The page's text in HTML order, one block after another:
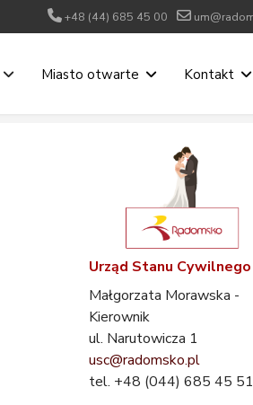
+48 (44) 685 45 00
Miasto otwarte Kontakt
Urząd Stanu Cywilnego
Małgorzata Morawska -
Kierownik
ul. Narutowicza 1
usc@radomsko.pl
tel. +48 (044) 685 45 51